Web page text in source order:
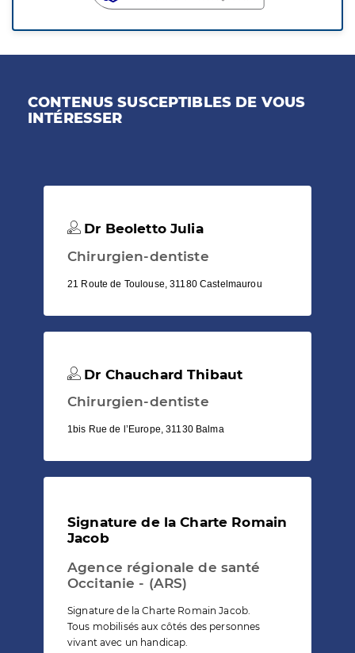
CONTENUS SUSCEPTIBLES DE VOUS
INTÉRESSER
Dr Beoletto Julia
Chirurgien-dentiste
21 Route de Toulouse, 31180 Castelmaurou
Dr Chauchard Thibaut
Chirurgien-dentiste
1bis Rue de l’Europe, 31130 Balma
Signature de la Charte Romain
Jacob
Agence régionale de santé
Occitanie - (ARS)
Signature de la Charte Romain Jacob.
Tous mobilisés aux côtés des personnes
vivant avec un handicap.